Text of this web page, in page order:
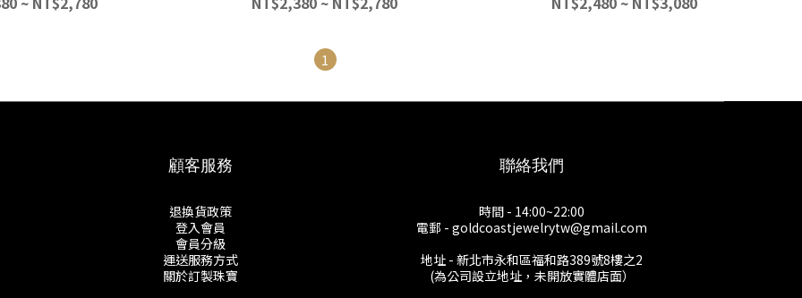
1
顧客服務
退換貨政策
登入會員
會員分級
運送服務方式
關於訂製珠寶
聯絡我們
時間 - 14:00~22:00
電郵 - goldcoastjewelrytw@gmail.com
地址 - 新北市永和區福和路389號8樓之2
(為公司設立地址，未開放實體店面）